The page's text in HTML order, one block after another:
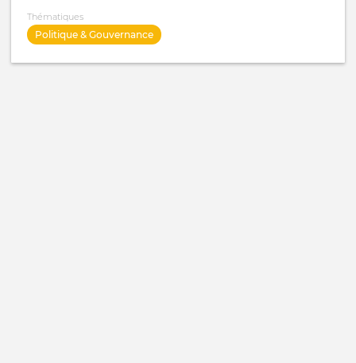
Thématiques
Politique & Gouvernance